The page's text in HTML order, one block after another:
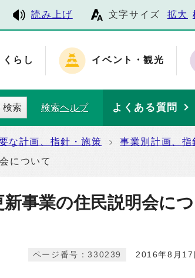
読み上げ 文字サイズ 拡大
くらし イベント・観光
検索 検索ヘルプ よくある質問
な計画、指針・施策 事業別計画、指
について
事業の住民説明会につ
2016年8月17
ページ番号：330239